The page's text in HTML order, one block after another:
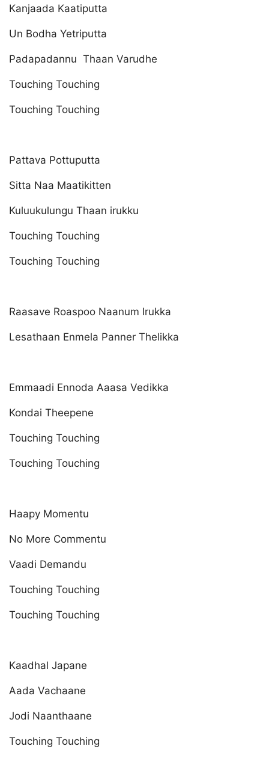
Kanjaada Kaatiputta
Un Bodha Yetriputta
Padapadannu Thaan Varudhe
Touching Touching
Touching Touching
Pattava Pottuputta
Sitta Naa Maatikitten
Kuluukulungu Thaan irukku
Touching Touching
Touching Touching
Raasave Roaspoo Naanum Irukka
Lesathaan Enmela Panner Thelikka
Emmaadi Ennoda Aaasa Vedikka
Kondai Theepene
Touching Touching
Touching Touching
Haapy Momentu
No More Commentu
Vaadi Demandu
Touching Touching
Touching Touching
Kaadhal Japane
Aada Vachaane
Jodi Naanthaane
Touching Touching